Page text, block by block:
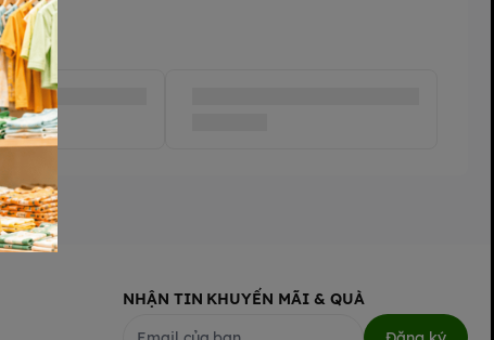
NHẬN TIN KHUYẾN MÃI & QUÀ